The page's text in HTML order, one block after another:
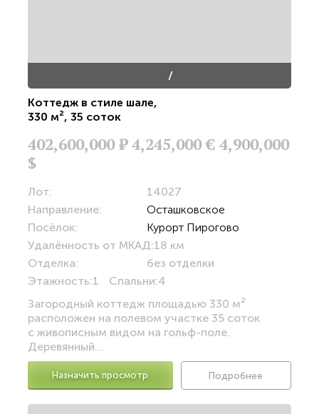
/
Коттедж в стиле шале,
330 м², 35 соток
402,600,000Р 4,245,000 € 4,900,000
$
Лот:
14027
Направление:
Осташковское
Посёлок:
Курорт Пирогово
Удалённость от МКАД:18 км
Отделка:
без отделки
Этажность:1 Спальни:4
Загородный коттедж площадью 330 м²
расположен на полевом участке 35 соток
с живописным видом на гольф-поле.
Деревянный...
Назначить просмотр Подробнее